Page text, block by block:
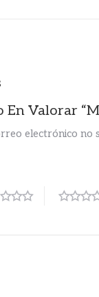
En Valorar
electrónico no